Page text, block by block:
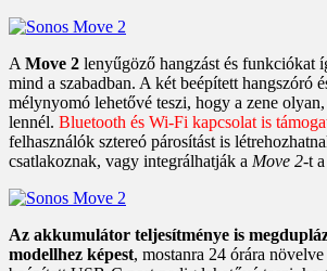
A Move 2 lenyűgöző hangzást és funkciókat
mind a szabadban. A két beépített hangszóró
mélynyomó lehetővé teszi, hogy a zene
lennél. Bluetooth és Wi-Fi kapcsolat is
felhasználók sztereó párosítást is
csatlakoznak, vagy integrálhatják a Move 2-t
Az akkumulátor teljesítménye is
modellhez képest, mostanra 24 órára